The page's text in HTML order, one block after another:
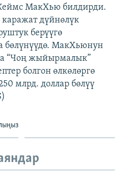
МакХью билдирди.
дүйнөлүк
берүүгө
бөлүнүүдө. МакХьюнун
“Чоң жыйырмалык”
болгон өлкөлөргө
млрд. доллар бөлүү